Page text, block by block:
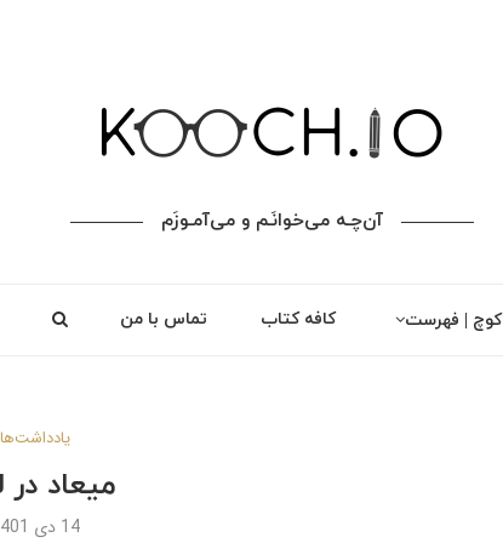
آن‌چـه می‌خوانَـم و می‌آمـوزَم
کوچ | فهرست کافه کتاب تماس با من
یادداشت‌ها
میعاد
14 دی 1401